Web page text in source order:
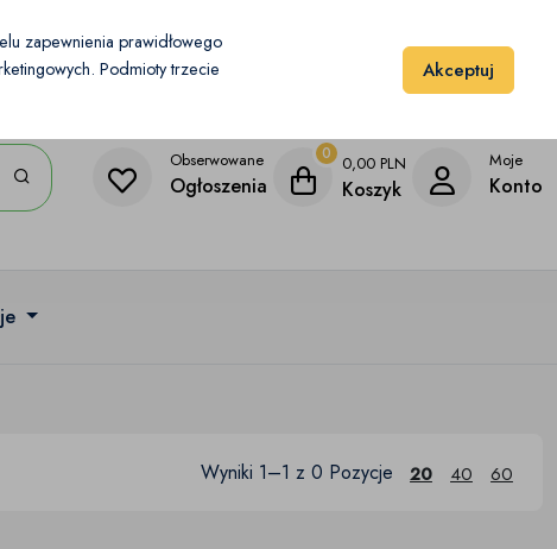
Moje konto Dodaj przedmiot
Obserwowane
Ogłoszenia
0 0,00 PLN
Koszyk
Moje
Konto
Wyniki 1–1 z 0 Pozycje 20 40 60
zapewnienia prawidłowego
Podmioty trzecie
Akceptuj